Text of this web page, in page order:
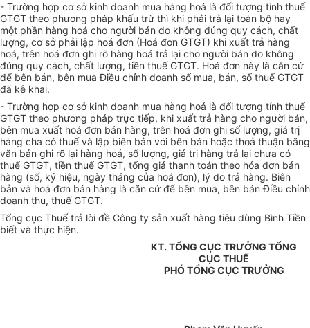
- Trường hợp cơ sở kinh doanh mua hàng hoá là đối tượng tính thuế
GTGT theo phương pháp khấu trừ thì khi phải trả lại toàn bộ hay
một phần hàng hoá cho người bán do không đúng quy cách, chất
lượng, cơ sở phải lập hoá đơn (Hoá đơn GTGT) khi xuất trả hàng
hoá, trên hoá đơn ghi rõ hàng hoá trả lại cho người bán do không
đúng quy cách, chất lượng, tiền thuế GTGT. Hoá đơn này là căn cứ
để bên bán, bên mua Điều chỉnh doanh số mua, bán, số thuế GTGT
đã kê khai.
- Trường hợp cơ sở kinh doanh mua hàng hoá là đối tượng tính thuế
GTGT theo phương pháp trực tiếp, khi xuất trả hàng cho người bán,
bên mua xuất hoá đơn bán hàng, trên hoá đơn ghi số lượng, giá trị
hàng cha có thuế và lập biên bản với bên bán hoặc thoả thuận bằng
văn bản ghi rõ lại hàng hoá, số lượng, giá trị hàng trả lại chưa có
thuế GTGT, tiền thuế GTGT, tổng giá thanh toán theo hóa đơn bán
hàng (số, ký hiệu, ngày tháng của hoá đơn), lý do trả hàng. Biên
bản và hoá đơn bán hàng là căn cứ để bên mua, bên bán Điều chỉnh
doanh thu, thuế GTGT.
Tổng cục Thuế trả lời đề Công ty sản xuất hàng tiêu dùng Bình Tiền
biết và thực hiện.
KT. TỔNG CỤC TRƯỞNG TỔNG
CỤC THUẾ
PHÓ TỔNG CỤC TRƯỞNG